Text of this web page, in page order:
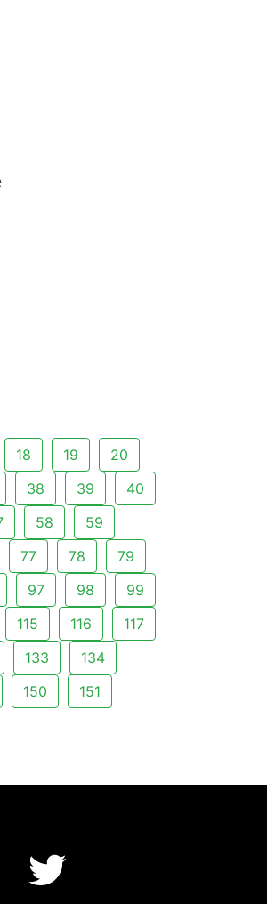
18 19
20
38 39
40
58
59
77 78
79
97 98
99
115 116
117
133
134
150
151